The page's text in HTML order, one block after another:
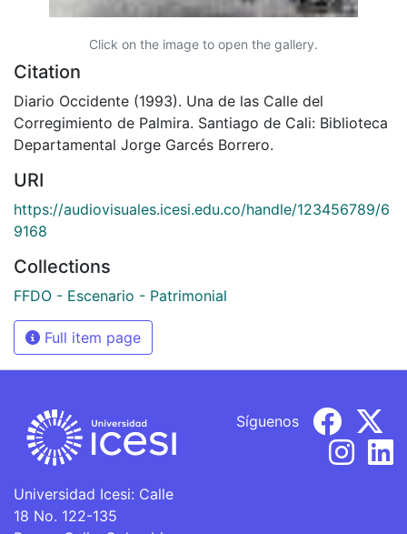
Click on the image to open the gallery.
Citation
Diario Occidente (1993). Una de las Calle del
Corregimiento de Palmira. Santiago de Cali: Biblioteca
Departamental Jorge Garcés Borrero.
URI
https://audiovisuales.icesi.edu.co/handle/123456789/6
9168
Collections
FFDO - Escenario - Patrimonial
Full item page
Universidad Icesi: Calle
18 No. 122-135
Síguenos